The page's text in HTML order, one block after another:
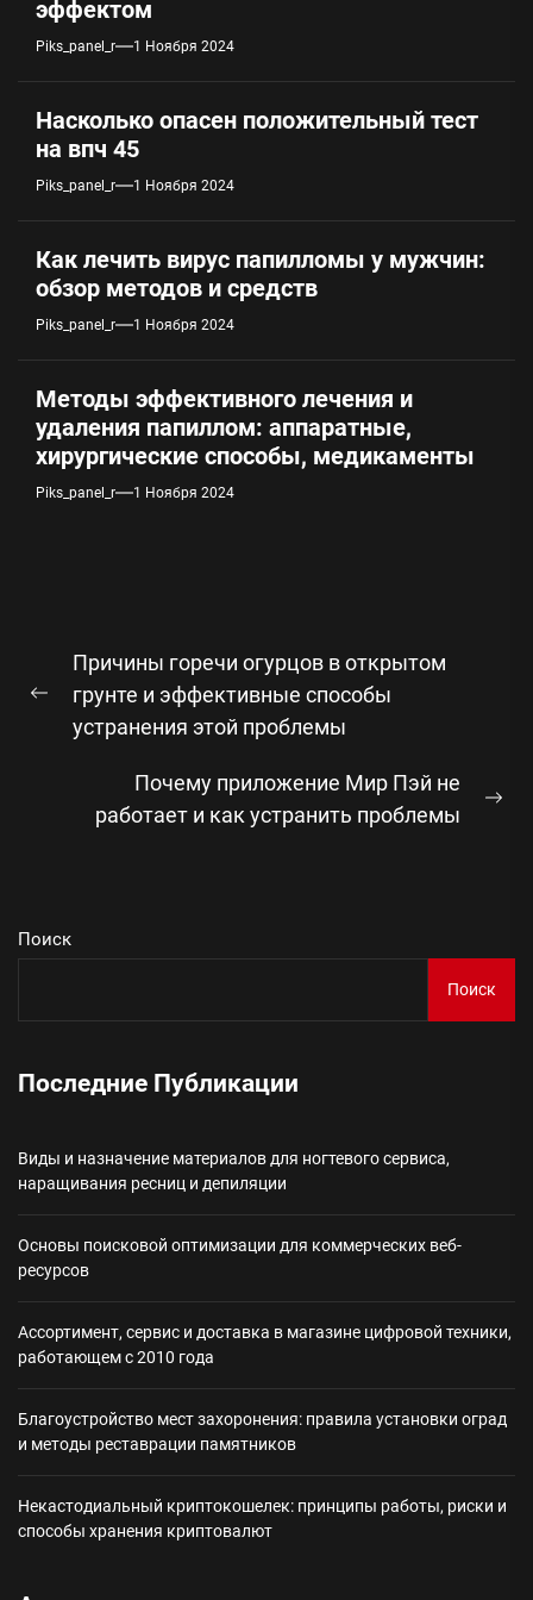
эффектом
Piks_panel_r 1 Ноября 2024
Насколько опасен положительный тест
на впч 45
Piks_panel_r 1 Ноября 2024
Как лечить вирус папилломы у мужчин:
обзор методов и средств
Piks_panel_r 1 Ноября 2024
Методы эффективного лечения и
удаления папиллом: аппаратные,
хирургические способы, медикаменты
Piks_panel_r 1 Ноября 2024
по
записям
Предыдущая
запись:
Причины горечи огурцов в открытом
грунте и эффективные способы
устранения этой проблемы
Почему приложение Мир Пэй не
работает и как устранить проблемы
Поиск
Поиск
Последние Публикации
Виды и назначение материалов для ногтевого сервиса,
наращивания ресниц и депиляции
Основы поисковой оптимизации для коммерческих веб-
ресурсов
Ассортимент, сервис и доставка в магазине цифровой техники,
работающем с 2010 года
Благоустройство мест захоронения: правила установки оград
и методы реставрации памятников
Некастодиальный криптокошелек: принципы работы, риски и
способы хранения криптовалют